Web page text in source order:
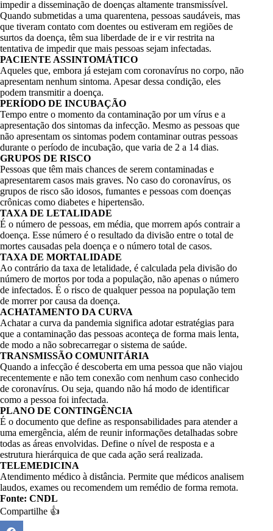
impedir a disseminação de doenças altamente transmissível.
Quando submetidas a uma quarentena, pessoas saudáveis, mas
que tiveram contato com doentes ou estiveram em regiões de
surtos da doença, têm sua liberdade de ir e vir restrita na
tentativa de impedir que mais pessoas sejam infectadas.
PACIENTE ASSINTOMÁTICO
Aqueles que, embora já estejam com coronavírus no corpo, não
apresentam nenhum sintoma. Apesar dessa condição, eles
podem transmitir a doença.
PERÍODO DE INCUBAÇÃO
Tempo entre o momento da contaminação por um vírus e a
apresentação dos sintomas da infecção. Mesmo as pessoas que
não apresentam os sintomas podem contaminar outras pessoas
durante o período de incubação, que varia de 2 a 14 dias.
GRUPOS DE RISCO
Pessoas que têm mais chances de serem contaminadas e
apresentarem casos mais graves. No caso do coronavírus, os
grupos de risco são idosos, fumantes e pessoas com doenças
crônicas como diabetes e hipertensão.
TAXA DE LETALIDADE
É o número de pessoas, em média, que morrem após contrair a
doença. Esse número é o resultado da divisão entre o total de
mortes causadas pela doença e o número total de casos.
TAXA DE MORTALIDADE
Ao contrário da taxa de letalidade, é calculada pela divisão do
número de mortos por toda a população, não apenas o número
de infectados. É o risco de qualquer pessoa na população tem
de morrer por causa da doença.
ACHATAMENTO DA CURVA
Achatar a curva da pandemia significa adotar estratégias para
que a contaminação das pessoas aconteça de forma mais lenta,
de modo a não sobrecarregar o sistema de saúde.
TRANSMISSÃO COMUNITÁRIA
Quando a infecção é descoberta em uma pessoa que não viajou
recentemente e não tem conexão com nenhum caso conhecido
de coronavírus. Ou seja, quando não há modo de identificar
como a pessoa foi infectada.
PLANO DE CONTINGÊNCIA
É o documento que define as responsabilidades para atender a
uma emergência, além de reunir informações detalhadas sobre
todas as áreas envolvidas. Define o nível de resposta e a
estrutura hierárquica de que cada ação será realizada.
TELEMEDICINA
Atendimento médico à distância. Permite que médicos analisem
laudos, exames ou recomendem um remédio de forma remota.
Fonte: CNDL
Compartilhe 👍